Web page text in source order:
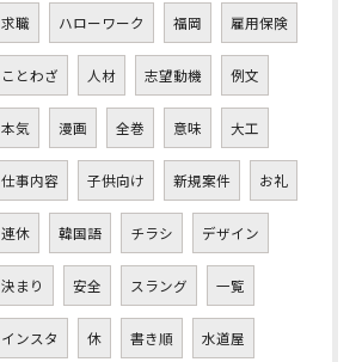
求職 ハローワーク 福岡 雇用保険
ことわざ 人材 志望動機 例文
本気 漫画 全巻 意味 大工
仕事内容 子供向け 新規案件 お礼
連休 韓国語 チラシ デザイン
決まり 安全 スラング 一覧
インスタ 休 書き順 水道屋